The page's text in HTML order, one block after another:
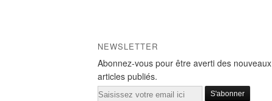
NEWSLETTER
Abonnez-vous pour être averti des nouveaux
articles publiés.
Email